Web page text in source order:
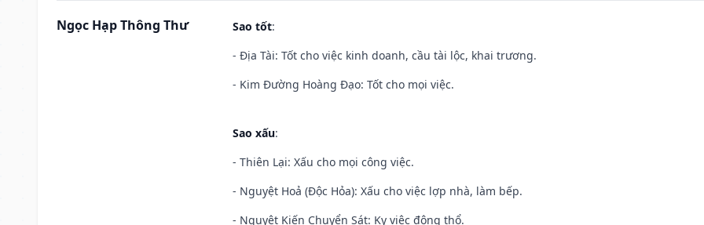
Ngọc Hạp Thông Thư Sao tốt:
- Địa Tài: Tốt cho việc kinh doanh, cầu tài lộc, khai trương.
- Kim Đường Hoàng Đạo: Tốt cho mọi việc.
Sao xấu:
- Thiên Lại: Xấu cho mọi công việc.
- Nguyệt Hoả (Độc Hỏa): Xấu cho việc lợp nhà, làm bếp.
- Nguyệt Kiến Chuyển Sát: Kỵ việc động thổ.